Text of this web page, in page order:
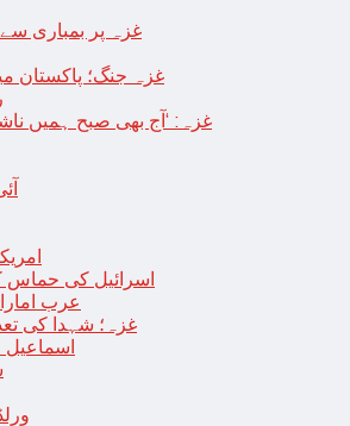
غزہ پر بمباری سے مزید 250 شہید ، رملہ میں خاتون
غزہ جنگ؛ پاکستان
غزہ: ‘آج بھی صبح ہمیں
امریکا کا 2030 تک چاند پر ایک بار
اسرائیل کی حماس کو 35 قیدیوں کی رہائی کے بدلے 7 روزہ جنگ بندی
عرب
غزہ؛ شہدا کی تعداد 20 ہزار ہوگئی، اقوام متحدہ کی قرارداد پر
ورلڈ